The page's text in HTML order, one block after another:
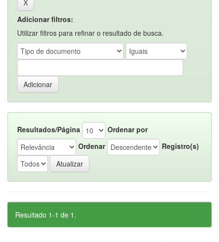
Adicionar filtros:
Utilizar filtros para refinar o resultado de busca.
Resultados/Página
Ordenar por
Ordenar
Registro(s)
Resultado 1-1 de 1.